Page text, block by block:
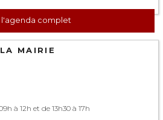
l'agenda complet
LA MAIRIE
à 12h et de 13h30 à 17h